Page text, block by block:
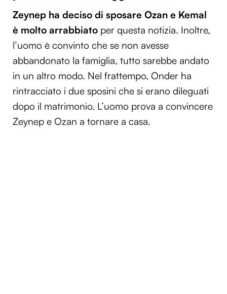
Zeynep ha deciso di sposare Ozan e Kemal
è molto arrabbiato per questa notizia. Inoltre,
l’uomo è convinto che se non avesse
abbandonato la famiglia, tutto sarebbe andato
in un altro modo. Nel frattempo, Onder ha
rintracciato i due sposini che si erano dileguati
dopo il matrimonio. L’uomo prova a convincere
Zeynep e Ozan a tornare a casa.